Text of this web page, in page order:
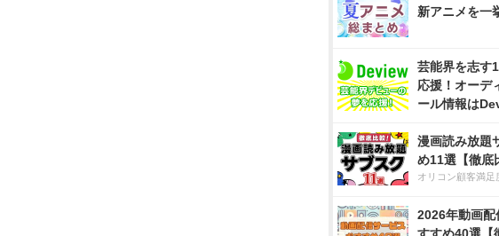
新アニメを一
芸能界を志す
応援！オーデ
ール情報は
漫画読み放題
め11選【徹底
オリコン顧客満足
2026年動画配